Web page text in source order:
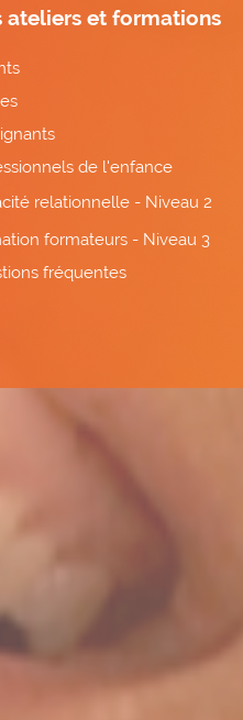
ateliers et formations
de l'enfance
relationnelle - Niveau 2
formateurs - Niveau 3
fréquentes